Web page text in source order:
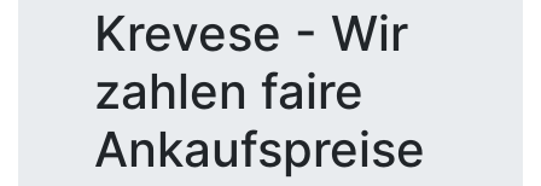
Krevese - Wir
zahlen faire
Ankaufspreise